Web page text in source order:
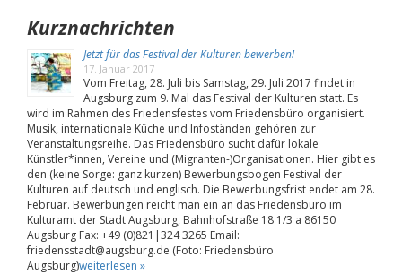
Kurznachrichten
Jetzt für das Festival der Kulturen bewerben!
17. Januar 2017
Vom Freitag, 28. Juli bis Samstag, 29. Juli 2017 findet in
Augsburg zum 9. Mal das Festival der Kulturen statt. Es
wird im Rahmen des Friedensfestes vom Friedensbüro organisiert.
Musik, internationale Küche und Infoständen gehören zur
Veranstaltungsreihe. Das Friedensbüro sucht dafür lokale
Künstler*innen, Vereine und (Migranten-)Organisationen. Hier gibt es
den (keine Sorge: ganz kurzen) Bewerbungsbogen Festival der
Kulturen auf deutsch und englisch. Die Bewerbungsfrist endet am 28.
Februar. Bewerbungen reicht man ein an das Friedensbüro im
Kulturamt der Stadt Augsburg, Bahnhofstraße 18 1/3 a 86150
Augsburg Fax: +49 (0)821|324 3265 Email:
friedensstadt@augsburg.de (Foto: Friedensbüro
Augsburg)weiterlesen »